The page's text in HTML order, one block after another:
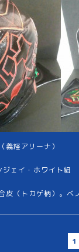
義経アリーナ）
ェイ・ホワイト組
皮（トカゲ柄）。ベ
1